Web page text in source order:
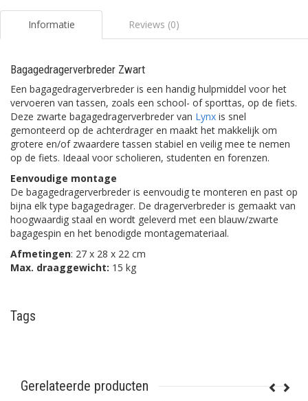
Informatie Reviews (0)
Bagagedragerverbreder Zwart
Een bagagedragerverbreder is een handig hulpmiddel voor het
vervoeren van tassen, zoals een school- of sporttas, op de fiets.
Deze zwarte bagagedragerverbreder van Lynx is snel
gemonteerd op de achterdrager en maakt het makkelijk om
grotere en/of zwaardere tassen stabiel en veilig mee te nemen
op de fiets. Ideaal voor scholieren, studenten en forenzen.
Eenvoudige montage
De bagagedragerverbreder is eenvoudig te monteren en past op
bijna elk type bagagedrager. De dragerverbreder is gemaakt van
hoogwaardig staal en wordt geleverd met een blauw/zwarte
bagagespin en het benodigde montagemateriaal.
Afmetingen: 27 x 28 x 22 cm
Max. draaggewicht: 15 kg
Tags
Gerelateerde producten